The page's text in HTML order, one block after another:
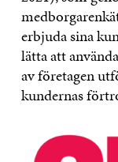
erbjuda sina
lätta att
av företagen
kundernas